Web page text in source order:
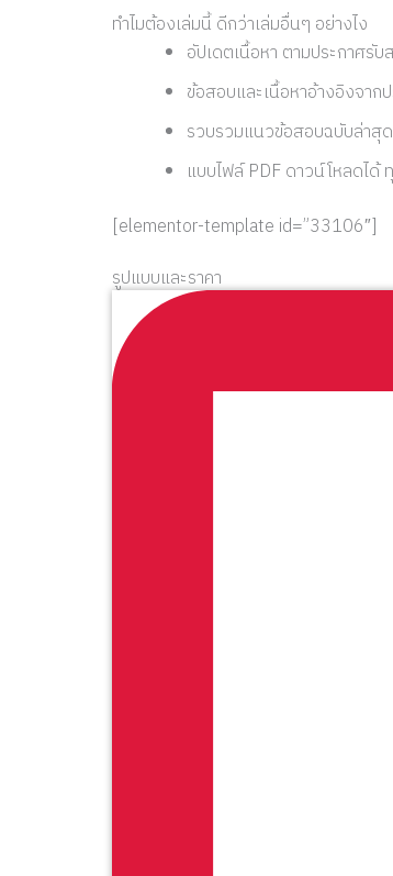
ทำไมต้องเล่มนี้ ดีกว่าเล่มอื่นๆ อย่างไง
อัปเดตเนื้อหา ตามประกาศรั
ข้อสอบและเนื้อหาอ้างอิงจาก
รวบรวมแนวข้อสอบฉบับล่าสุ
แบบไฟล์ PDF ดาวน์โหลดได้
[elementor-template id=”33106″]
รูปแบบและราคา